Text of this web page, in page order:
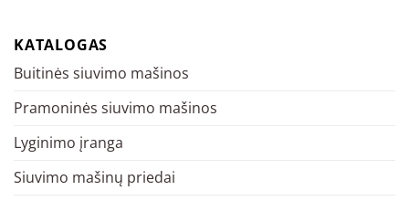
KATALOGAS
Buitinės siuvimo mašinos
Pramoninės siuvimo mašinos
Lyginimo įranga
Siuvimo mašinų priedai